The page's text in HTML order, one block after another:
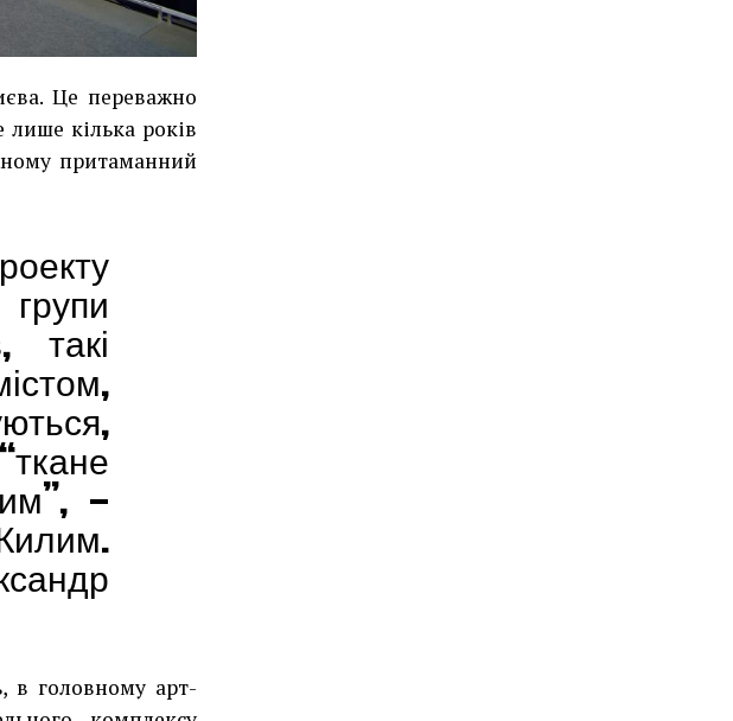
Це переважно
кілька років
притаманний
такі
—
в головному арт-